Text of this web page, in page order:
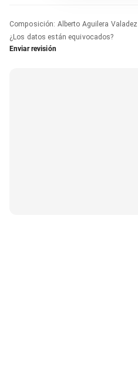
Composición: Alberto Aguilera Valadez
¿Los datos están equivocados?
Enviar revisión